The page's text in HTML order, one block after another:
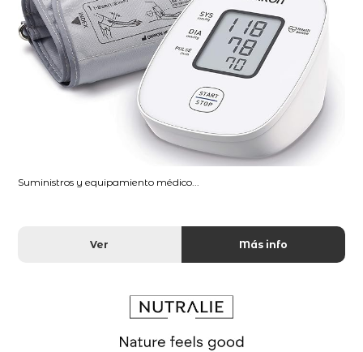
Suministros y equipamiento médico...
Ver Más info